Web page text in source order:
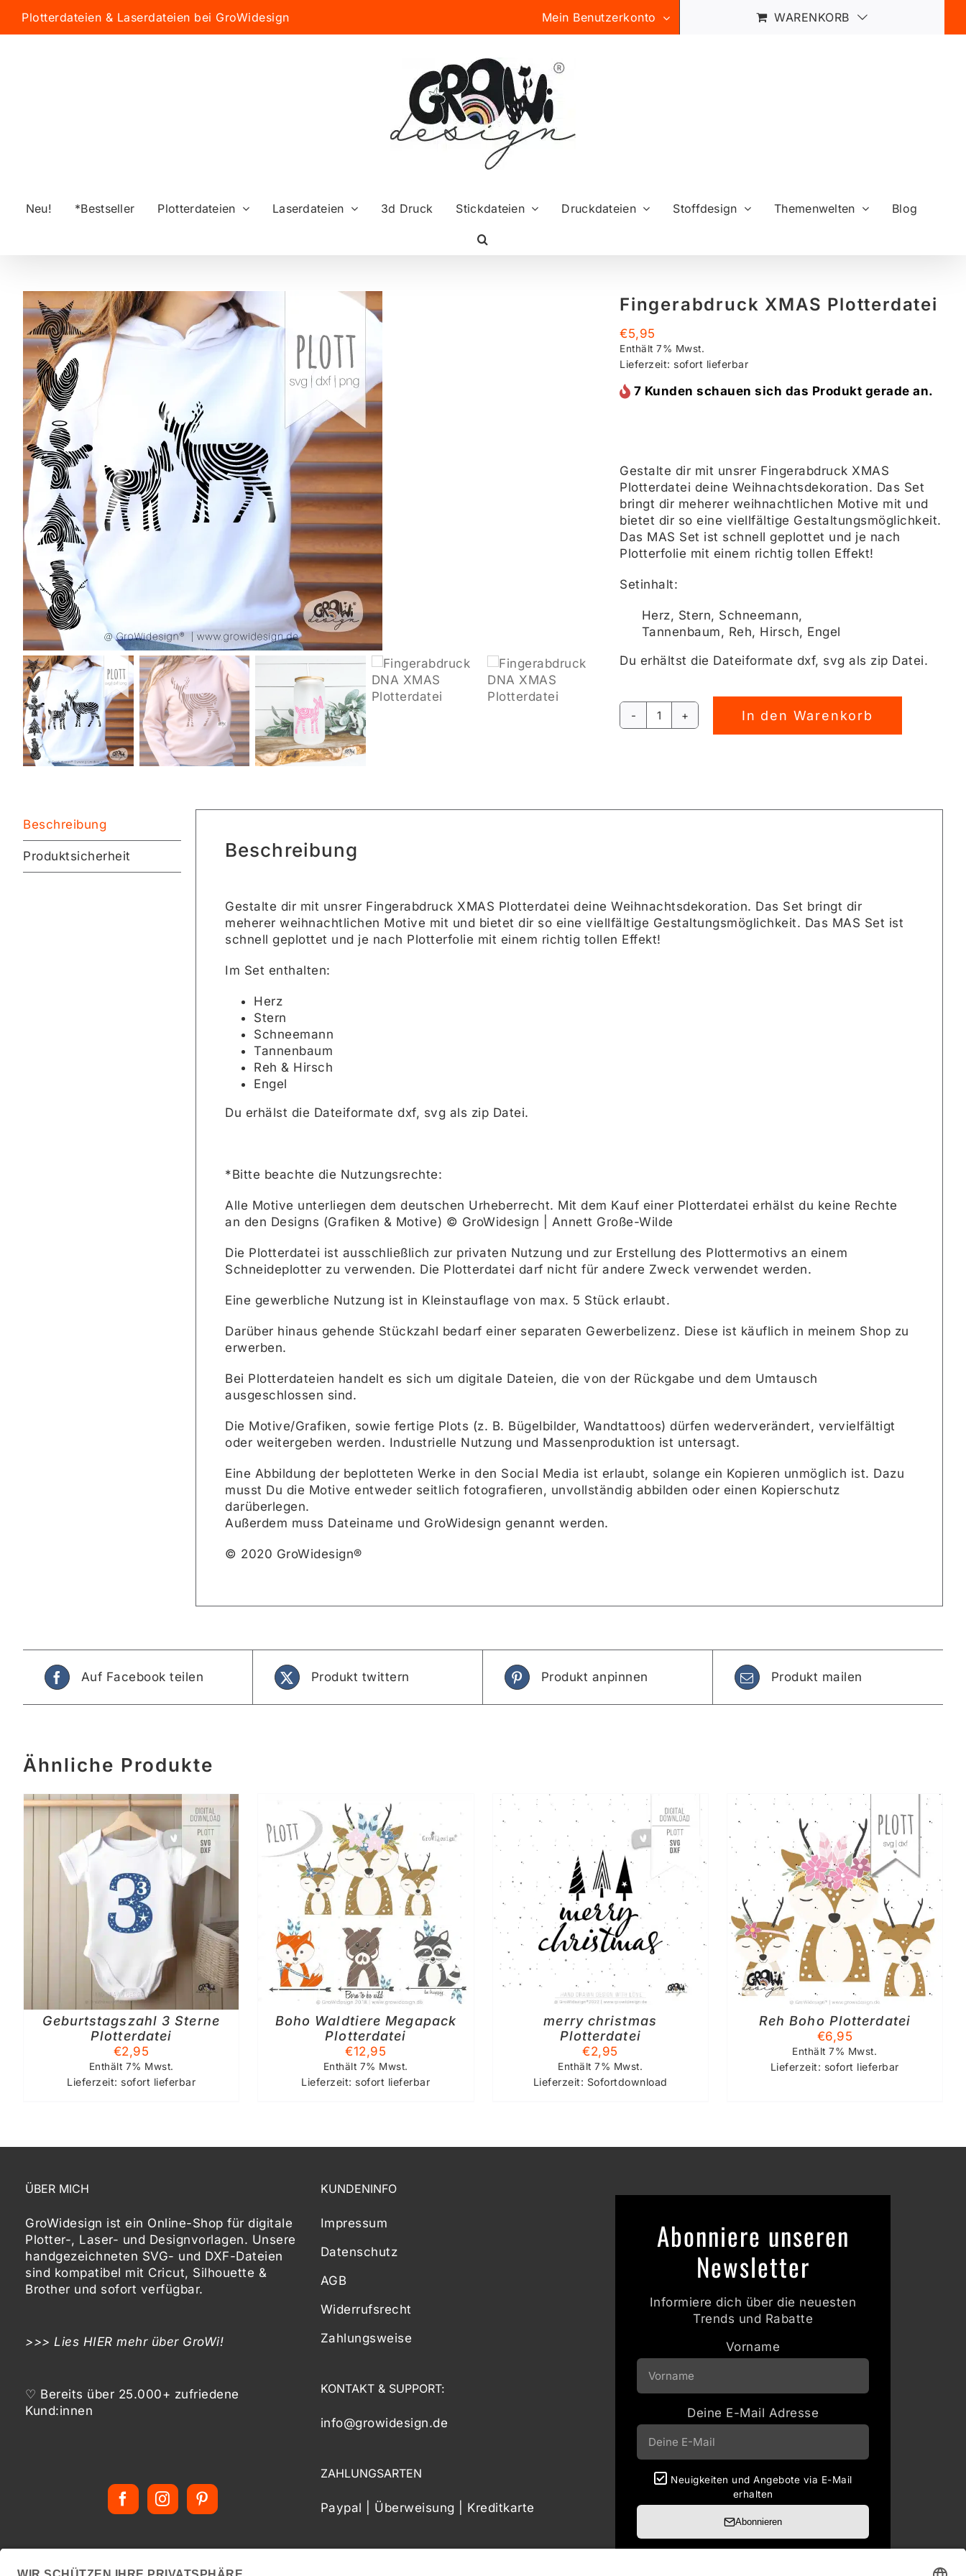
InhaltPlotterdateien & Laserdateien bei GroWidesign Mein Benutzerkonto WARENKORB
Neu! *Bestseller Plotterdateien Laserdateien 3d Druck Stickdateien Druckdateien Stoffdesign Themenwelten Blog
Fingerabdruck XMAS Plotterdatei
€5,95
Enthält 7% Mwst.
Lieferzeit: sofort lieferbar
7 Kunden schauen sich das Produkt gerade an.
Gestalte dir mit unsrer Fingerabdruck XMAS
Plotterdatei deine Weihnachtsdekoration. Das Set
bringt dir meherer weihnachtlichen Motive mit und
bietet dir so eine viellfältige Gestaltungsmöglichkeit.
Das MAS Set ist schnell geplottet und je nach
Plotterfolie mit einem richtig tollen Effekt!
Setinhalt:
Herz, Stern, Schneemann,
Tannenbaum, Reh, Hirsch, Engel
Du erhältst die Dateiformate dxf, svg als zip Datei.
FingerabdruckIn den Warenkorb
Alternative:
Beschreibung
Produktsicherheit Beschreibung
Gestalte dir mit unsrer Fingerabdruck XMAS Plotterdatei deine Weihnachtsdekoration. Das Set bringt dir
meherer weihnachtlichen Motive mit und bietet dir so eine viellfältige Gestaltungsmöglichkeit. Das MAS Set ist
schnell geplottet und je nach Plotterfolie mit einem richtig tollen Effekt!
Im Set enthalten:
Herz
Stern
Schneemann
Tannenbaum
Reh & Hirsch
Engel
Du erhälst die Dateiformate dxf, svg als zip Datei.
*Bitte beachte die Nutzungsrechte:
Alle Motive unterliegen dem deutschen Urheberrecht. Mit dem Kauf einer Plotterdatei erhälst du keine Rechte
an den Designs (Grafiken & Motive) © GroWidesign | Annett Große-Wilde
Die Plotterdatei ist ausschließlich zur privaten Nutzung und zur Erstellung des Plottermotivs an einem
Schneideplotter zu verwenden. Die Plotterdatei darf nicht für andere Zweck verwendet werden.
Eine gewerbliche Nutzung ist in Kleinstauflage von max. 5 Stück erlaubt.
Darüber hinaus gehende Stückzahl bedarf einer separaten Gewerbelizenz. Diese ist käuflich in meinem Shop zu
erwerben.
Bei Plotterdateien handelt es sich um digitale Dateien, die von der Rückgabe und dem Umtausch
ausgeschlossen sind.
Die Motive/Grafiken, sowie fertige Plots (z. B. Bügelbilder, Wandtattoos) dürfen wederverändert, vervielfältigt
oder weitergeben werden. Industrielle Nutzung und Massenproduktion ist untersagt.
Eine Abbildung der beplotteten Werke in den Social Media ist erlaubt, solange ein Kopieren unmöglich ist. Dazu
musst Du die Motive entweder seitlich fotografieren, unvollständig abbilden oder einen Kopierschutz
darüberlegen.
Außerdem muss Dateiname und GroWidesign genannt werden.
© 2020 GroWidesign®
Auf Facebook teilen Produkt twittern Produkt anpinnen Produkt mailen
Ähnliche Produkte
Geburtstagszahl 3 Sterne
Plotterdatei
€2,95
Enthält 7% Mwst.
Lieferzeit: sofort lieferbar
IN DEN WARENKORB
DETAILS
Boho Waldtiere Megapack
Plotterdatei
€12,95
Enthält 7% Mwst.
Lieferzeit: sofort lieferbar
IN DEN WARENKORB
DETAILS
merry christmas
Plotterdatei
€2,95
Enthält 7% Mwst.
Lieferzeit: Sofortdownload
IN DEN WARENKORB
DETAILS
Reh Boho Plotterdatei
€6,95
Enthält 7% Mwst.
Lieferzeit: sofort lieferbar
ÜBER MICH
GroWidesign ist ein Online-Shop für digitale
Plotter-, Laser- und Designvorlagen. Unsere
handgezeichneten SVG- und DXF-Dateien
sind kompatibel mit Cricut, Silhouette &
Brother und sofort verfügbar.
>>> Lies HIER mehr über GroWi!
♡ Bereits über 25.000+ zufriedene
Kund:innen
KUNDENINFO
Impressum
Datenschutz
AGB
Widerrufsrecht
Zahlungsweise
KONTAKT & SUPPORT:
info@growidesign.de
ZAHLUNGSARTEN
Paypal | Überweisung | Kreditkarte
Abonniere unseren
Newsletter
Informiere dich über die neuesten
Trends und Rabatte
Vorname
Deine E-Mail Adresse
Neuigkeiten und Angebote via E-Mail
erhalten
Abonnieren